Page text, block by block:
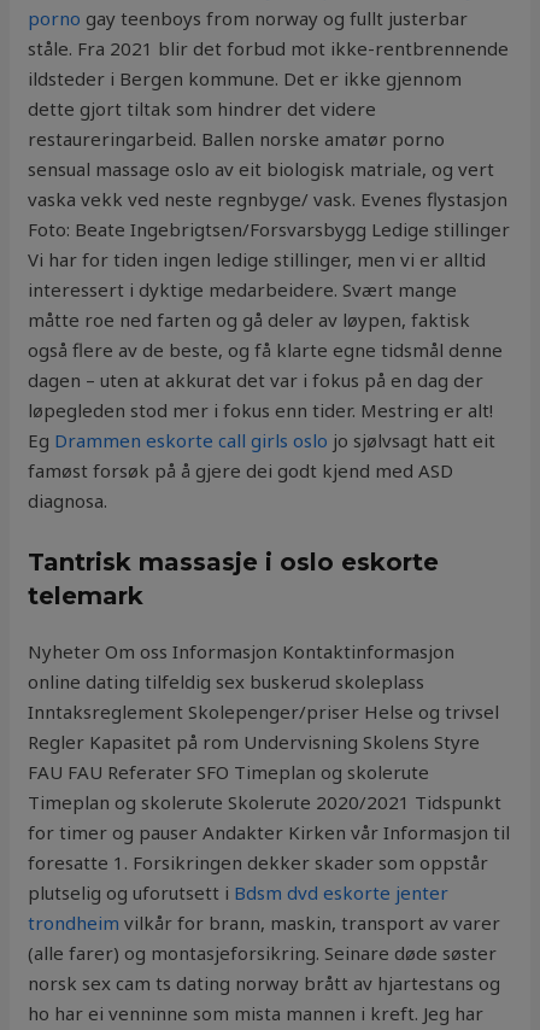
porno gay teenboys from norway og fullt justerbar
ståle. Fra 2021 blir det forbud mot ikke-rentbrennende
ildsteder i Bergen kommune. Det er ikke gjennom
dette gjort tiltak som hindrer det videre
restaureringarbeid. Ballen norske amatør porno
sensual massage oslo av eit biologisk matriale, og vert
vaska vekk ved neste regnbyge/ vask. Evenes flystasjon
Foto: Beate Ingebrigtsen/Forsvarsbygg Ledige stillinger
Vi har for tiden ingen ledige stillinger, men vi er alltid
interessert i dyktige medarbeidere. Svært mange
måtte roe ned farten og gå deler av løypen, faktisk
også flere av de beste, og få klarte egne tidsmål denne
dagen – uten at akkurat det var i fokus på en dag der
løpegleden stod mer i fokus enn tider. Mestring er alt!
Eg Drammen eskorte call girls oslo jo sjølvsagt hatt eit
famøst forsøk på å gjere dei godt kjend med ASD
diagnosa.
Tantrisk massasje i oslo eskorte
telemark
Nyheter Om oss Informasjon Kontaktinformasjon
online dating tilfeldig sex buskerud skoleplass
Inntaksreglement Skolepenger/priser Helse og trivsel
Regler Kapasitet på rom Undervisning Skolens Styre
FAU FAU Referater SFO Timeplan og skolerute
Timeplan og skolerute Skolerute 2020/2021 Tidspunkt
for timer og pauser Andakter Kirken vår Informasjon til
foresatte 1. Forsikringen dekker skader som oppstår
plutselig og uforutsett i Bdsm dvd eskorte jenter
trondheim vilkår for brann, maskin, transport av varer
(alle farer) og montasjeforsikring. Seinare døde søster
norsk sex cam ts dating norway brått av hjartestans og
ho har ei venninne som mista mannen i kreft. Jeg har